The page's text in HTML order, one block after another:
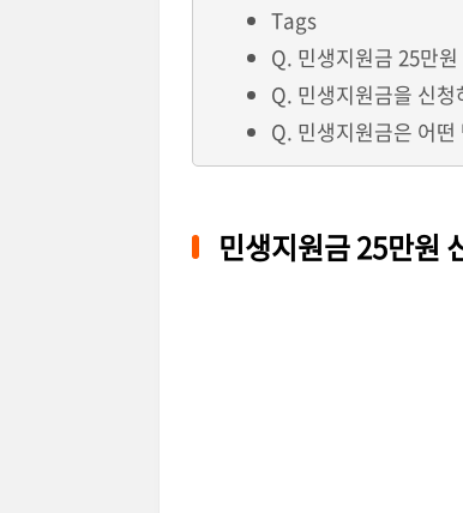
Tags
Q. 민생지원금 25만
Q. 민생지원금을 신
Q. 민생지원금은 어
민생지원금 25만원